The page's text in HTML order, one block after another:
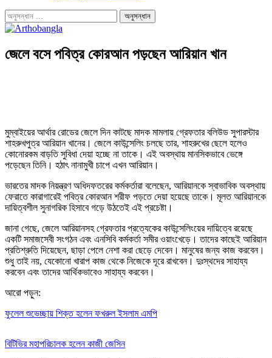
জেলে বসে পবিত্র কোরআন পড়ছেন আরিয়ান খান
মুম্বাইয়ের আর্থার রোডের জেলে দিন কাটছে মাদক মামলায় গ্রেফতার বলিউড সুপারস্টার
শাহরুখপুত্র আরিয়ান খানের। জেলে কাউন্সেলিং চলছে তার, শাহরুখের ছেলে হলেও
কোনোরকম বাড়তি সুবিধা দেয়া হচ্ছে না তাকে। এই অবস্থায় মানসিকভাবে ভেঙ্গে
পড়েছেন তিনি। হঠাৎ নানামুখী চাপে এখন আরিয়ান।
ভারতের মাদক নিয়ন্ত্রণ অধিদফতরের কর্মকর্তারা বলেছেন, আরিয়ানকে স্বাভাবিক অবস্থায়
ফেরাতে কারাগারেই পবিত্র কোরআন শরীফ পড়তে দেয়া হয়েছে তাকে। মূলত আরিয়ানকে
দায়িত্বশীল সুনাগরিক হিসাবে গড়ে উঠতেই এই প্রচেষ্টা।
জানা গেছে, জেলে আরিয়ানসহ গ্রেফতার প্রত্যেকের কাউন্সেলিংয়ের দায়িত্বে রয়েছে
একটি সমাজসেবী সংগঠন এবং এনসিবি কর্মকর্তা সমীর ওয়াংখেড়ে। তাদের কাছেই আরিয়ান
প্রতিশ্রুতি দিয়েছেন, ছাড়া পেলে নেশা করা ছেড়ে দেবেন। মানুষের জন্য কাজ করবেন।
শুধু তাই নয়, যেকোনো খারাপ কাজ থেকে নিজেকে দূরে রাখবেন। দুঃস্থদের সাহায্য
করবেন এবং তাদের আর্থিকভাবেও সাহায্য করবেন।
আরো পড়ুন:
ফুলেল শুভেচ্ছায় শিক্ত হলেন ফখরুল ইসলাম এমপি
বিটিভির মহাপরিচালক হলেন কাজী জেসিন